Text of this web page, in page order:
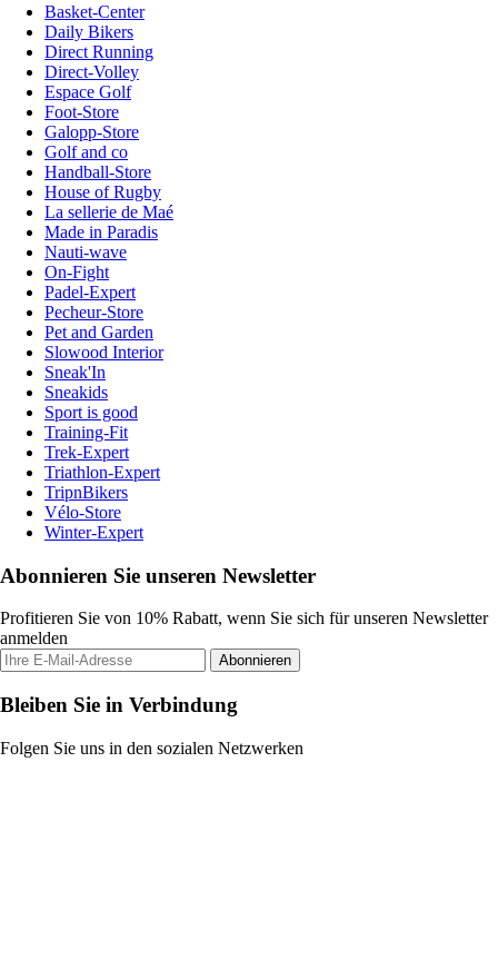
Basket-Center
Daily Bikers
Direct Running
Direct-Volley
Espace Golf
Foot-Store
Galopp-Store
Golf and co
Handball-Store
House of Rugby
La sellerie de Maé
Made in Paradis
Nauti-wave
On-Fight
Padel-Expert
Pecheur-Store
Pet and Garden
Slowood Interior
Sneak'In
Sneakids
Sport is good
Training-Fit
Trek-Expert
Triathlon-Expert
TripnBikers
Vélo-Store
Winter-Expert
Abonnieren Sie unseren Newsletter
Profitieren Sie von 10% Rabatt, wenn Sie sich für unseren Newsletter
anmelden
Abonnieren
Bleiben Sie in Verbindung
Folgen Sie uns in den sozialen Netzwerken